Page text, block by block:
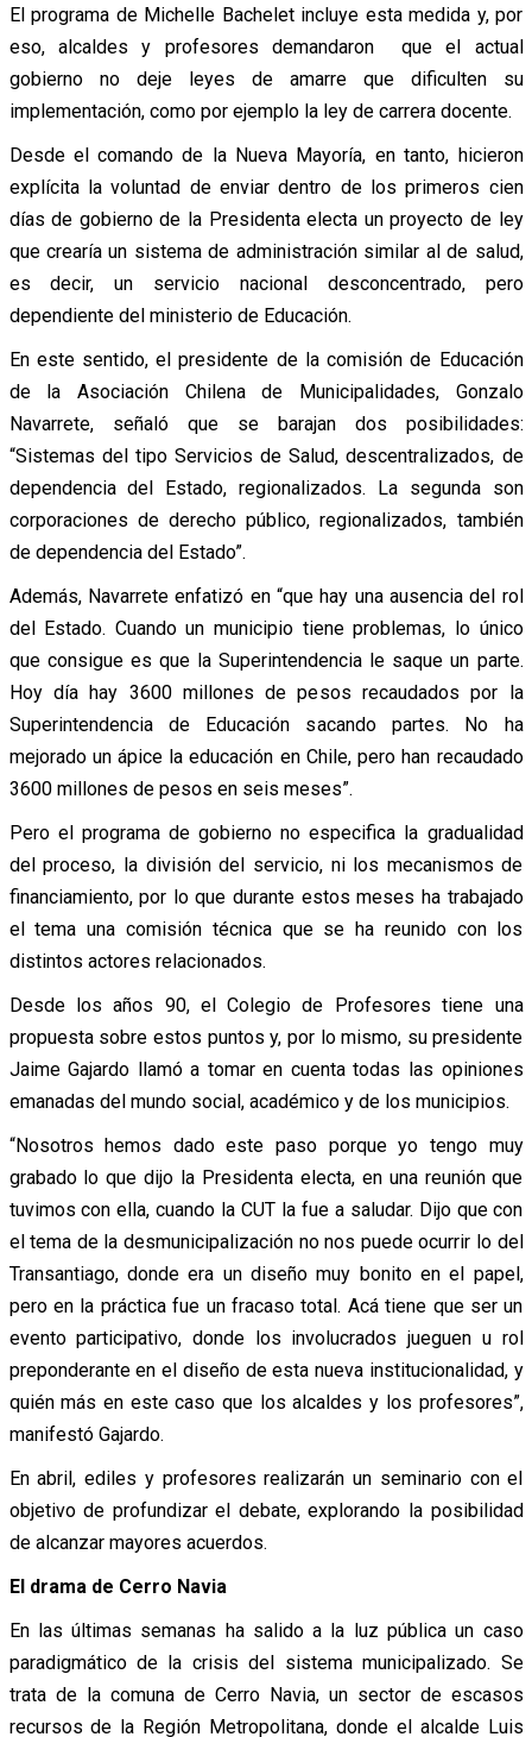
El programa de Michelle Bachelet incluye esta medida y, por
eso, alcaldes y profesores demandaron que el actual
gobierno no deje leyes de amarre que dificulten su
implementación, como por ejemplo la ley de carrera docente.
Desde el comando de la Nueva Mayoría, en tanto, hicieron
explícita la voluntad de enviar dentro de los primeros cien
días de gobierno de la Presidenta electa un proyecto de ley
que crearía un sistema de administración similar al de salud,
es decir, un servicio nacional desconcentrado, pero
dependiente del ministerio de Educación.
En este sentido, el presidente de la comisión de Educación
de la Asociación Chilena de Municipalidades, Gonzalo
Navarrete, señaló que se barajan dos posibilidades:
“Sistemas del tipo Servicios de Salud, descentralizados, de
dependencia del Estado, regionalizados. La segunda son
corporaciones de derecho público, regionalizados, también
de dependencia del Estado”.
Además, Navarrete enfatizó en “que hay una ausencia del rol
del Estado. Cuando un municipio tiene problemas, lo único
que consigue es que la Superintendencia le saque un parte.
Hoy día hay 3600 millones de pesos recaudados por la
Superintendencia de Educación sacando partes. No ha
mejorado un ápice la educación en Chile, pero han recaudado
3600 millones de pesos en seis meses”.
Pero el programa de gobierno no especifica la gradualidad
del proceso, la división del servicio, ni los mecanismos de
financiamiento, por lo que durante estos meses ha trabajado
el tema una comisión técnica que se ha reunido con los
distintos actores relacionados.
Desde los años 90, el Colegio de Profesores tiene una
propuesta sobre estos puntos y, por lo mismo, su presidente
Jaime Gajardo llamó a tomar en cuenta todas las opiniones
emanadas del mundo social, académico y de los municipios.
“Nosotros hemos dado este paso porque yo tengo muy
grabado lo que dijo la Presidenta electa, en una reunión que
tuvimos con ella, cuando la CUT la fue a saludar. Dijo que con
el tema de la desmunicipalización no nos puede ocurrir lo del
Transantiago, donde era un diseño muy bonito en el papel,
pero en la práctica fue un fracaso total. Acá tiene que ser un
evento participativo, donde los involucrados jueguen u rol
preponderante en el diseño de esta nueva institucionalidad, y
quién más en este caso que los alcaldes y los profesores”,
manifestó Gajardo.
En abril, ediles y profesores realizarán un seminario con el
objetivo de profundizar el debate, explorando la posibilidad
de alcanzar mayores acuerdos.
El drama de Cerro Navia
En las últimas semanas ha salido a la luz pública un caso
paradigmático de la crisis del sistema municipalizado. Se
trata de la comuna de Cerro Navia, un sector de escasos
recursos de la Región Metropolitana, donde el alcalde Luis